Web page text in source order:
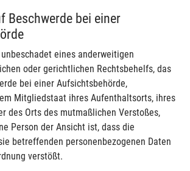
Beschwerde bei einer
eines anderweitigen
oder gerichtlichen Rechtsbehelfs, das
bei einer Aufsichtsbehörde,
Mitgliedstaat ihres Aufenthaltsorts, ihres
des Orts des mutmaßlichen Verstoßes,
Person der Ansicht ist, dass die
betreffenden personenbezogenen Daten
verstößt.